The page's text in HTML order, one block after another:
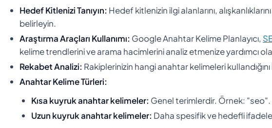
Hedef Kitlenizi Tanıyın: Hedef kitlenizin ilgi alanlarını,
belirleyin.
Araştırma Araçları Kullanımı: Google Anahtar Kelime Planlayıcı,
kelime trendlerini ve arama hacimlerini analiz etmenize yardımcı
Rekabet Analizi: Rakiplerinizin hangi anahtar kelimeleri
Anahtar Kelime Türleri:
Kısa kuyruk anahtar kelimeler: Genel terimlerdir. Örnek: "seo".
Uzun kuyruk anahtar kelimeler: Daha spesifik ve hedefli